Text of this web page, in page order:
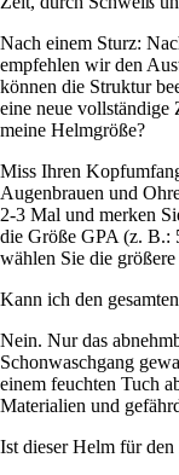
Nach einem Sturz:
empfehlen wir den
können die Struktur
eine neue vollständige
meine Helmgröße?
Miss Ihren
Augenbrauen und
2-3 Mal und merken
die Größe GPA (z.
wählen Sie die
Kann ich den
Nein. Nur das
Schonwaschgang
einem feuchten Tuch
Materialien und
Ist dieser Helm für